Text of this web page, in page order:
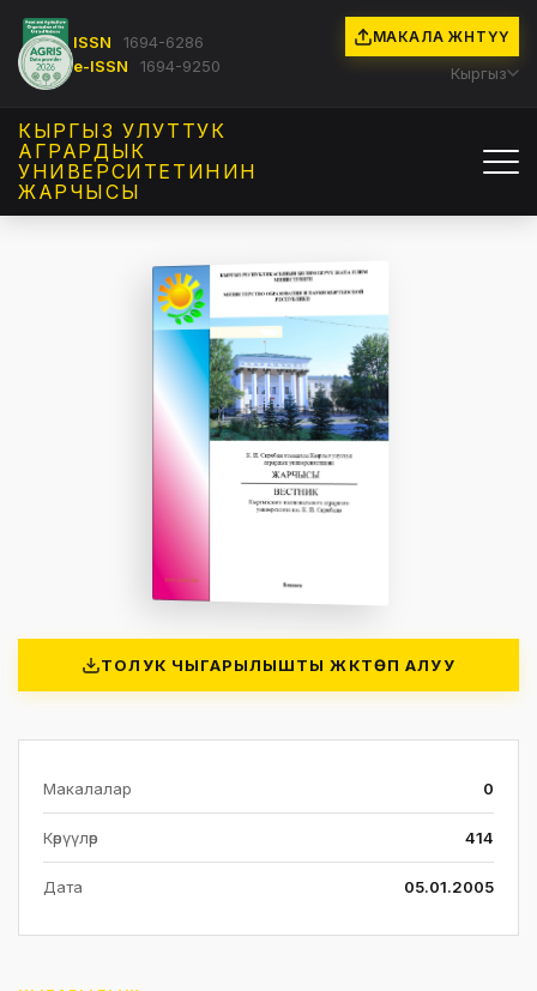
ISSN
1694-6286
e-ISSN
1694-9250
МАКАЛА ЖӨНӨТҮҮ
Кыргыз
КЫРГЫЗ УЛУТТУК
АГРАРДЫК
УНИВЕРСИТЕТИНИН
ЖАРЧЫСЫ
ТОЛУК ЧЫГАРЫЛЫШТЫ ЖҮКТӨП АЛУУ
Макалалар 0
Көрүүлөр 414
Дата 05.01.2005